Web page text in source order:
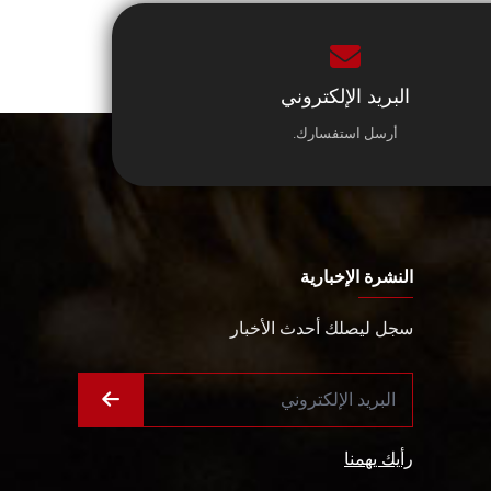
البريد الإلكتروني
أرسل استفسارك.
النشرة الإخبارية
سجل ليصلك أحدث الأخبار
رأيك يهمنا